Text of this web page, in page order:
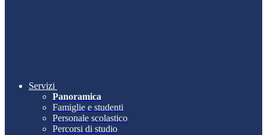
Servizi
Panoramica
Famiglie e studenti
Personale scolastico
Percorsi di studio